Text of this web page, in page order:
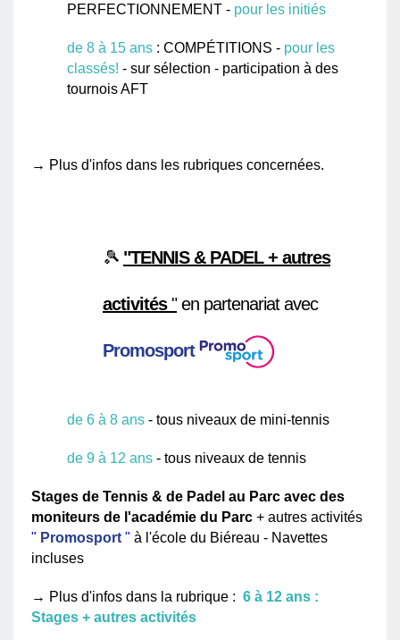
PERFECTIONNEMENT - pour les initiés
de 8 à 15 ans : COMPÉTITIONS - pour les
classés! - sur sélection - participation à des
tournois AFT
→ Plus d'infos dans les rubriques concernées.
🎾 "TENNIS & PADEL + autres
activités"en partenariat avec
Promosport
de 6 à 8 ans - tous niveaux de mini-tennis
de 9 à 12 ans - tous niveaux de tennis
Stages de Tennis & de Padel au Parc avec des
moniteurs de l'académie du Parc + autres activités
" Promosport " à l'école du Biéreau - Navettes
incluses
→ Plus d'infos dans la rubrique : 6 à 12 ans :
Stages + autres activités